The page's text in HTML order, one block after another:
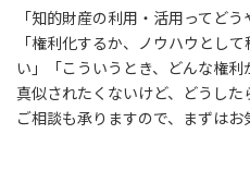
「知的財産の利用・活用ってど
「権利化するか、ノウハウとし
い」「こういうとき、どんな権
真似されたくないけど、どうし
ご相談も承りますので、まずはお